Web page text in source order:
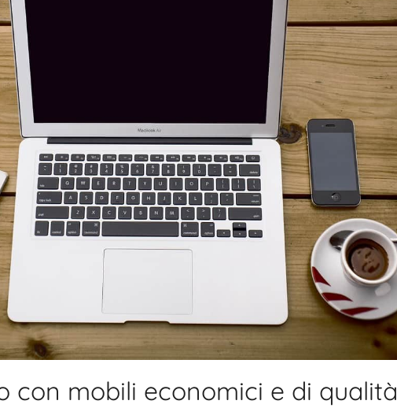
con mobili economici e di qualità